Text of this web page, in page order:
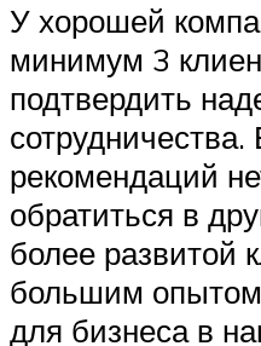
У хорошей
минимум 3
подтвердить
рекомендаций
обратиться в
более развитой
большим опытом
для бизнеса в